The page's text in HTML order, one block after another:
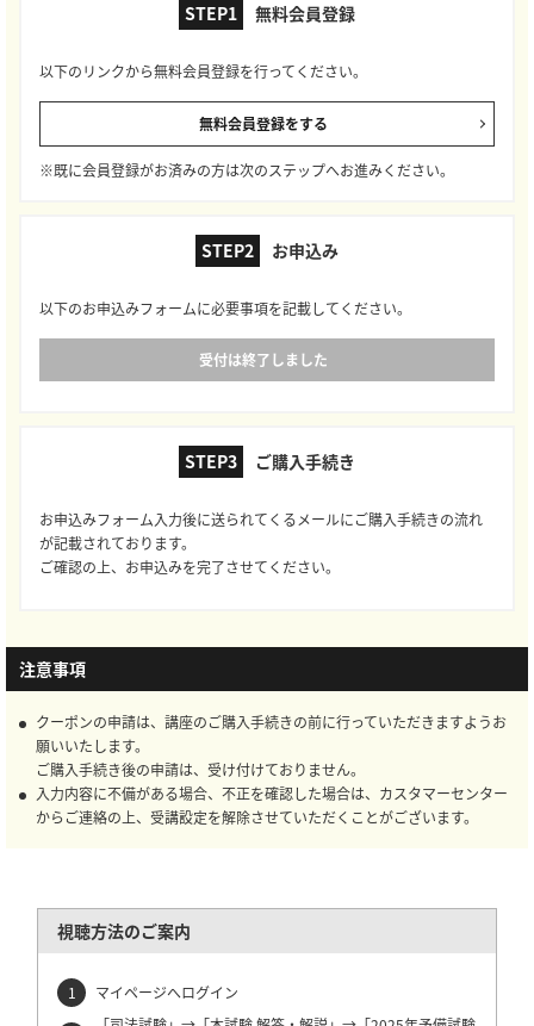
STEP1 無料会員登録
以下のリンクから無料会員登録を行ってください。
無料会員登録をする
※既に会員登録がお済みの方は次のステップへお進みください。
STEP2 お申込み
以下のお申込みフォームに必要事項を記載してください。
受付は終了しました
STEP3 ご購入手続き
お申込みフォーム入力後に送られてくるメールにご購入手続きの流れ
が記載されております。
ご確認の上、お申込みを完了させてください。
注意事項
クーポンの申請は、講座のご購入手続きの前に行っていただきますようお
願いいたします。
ご購入手続き後の申請は、受け付けておりません。
入力内容に不備がある場合、不正を確認した場合は、カスタマーセンター
からご連絡の上、受講設定を解除させていただくことがございます。
視聴方法のご案内
マイページへログイン